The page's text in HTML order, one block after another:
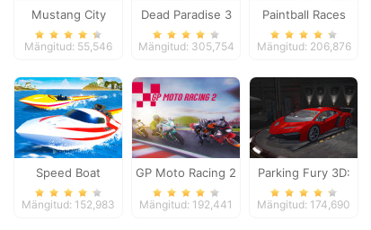
Mustang City
Driver
Mängitud: 55,546
Dead Paradise 3
Mängitud: 305,754
Paintball Races
Mängitud: 206,876
Speed Boat
Extreme Racing
Mängitud: 152,983
GP Moto Racing 2
Mängitud: 192,441
Parking Fury 3D:
Night Thief
Mängitud: 174,690